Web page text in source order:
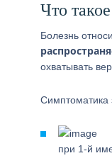
Что
Болезнь
охватывать
Симптоматика
при 1-й